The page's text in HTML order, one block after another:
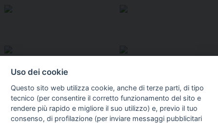
Uso dei cookie
Questo sito web utilizza cookie, anche di terze parti, di tipo
tecnico (per consentire il corretto funzionamento del sito e
rendere più rapido e migliore il suo utilizzo) e, previo il tuo
consenso, di profilazione (per inviare messaggi pubblicitari